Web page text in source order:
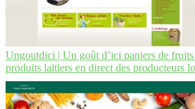
Ungoutdici | Un goût d’ici paniers de
produits laitiers en direct des producteurs